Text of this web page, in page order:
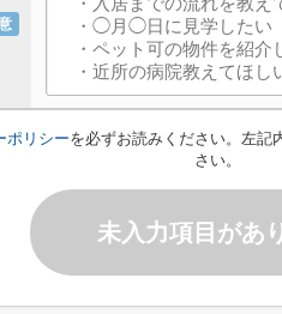
ポリシーを必ずお読みください。左記
さい。
未入力項目があ